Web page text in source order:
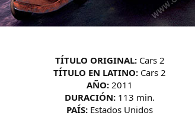
TÍTULO ORIGINAL:Cars 2
TÍTULO EN LATINO: Cars 2
AÑO: 2011
DURACIÓN: 113 min.
PAÍS: Estados Unidos